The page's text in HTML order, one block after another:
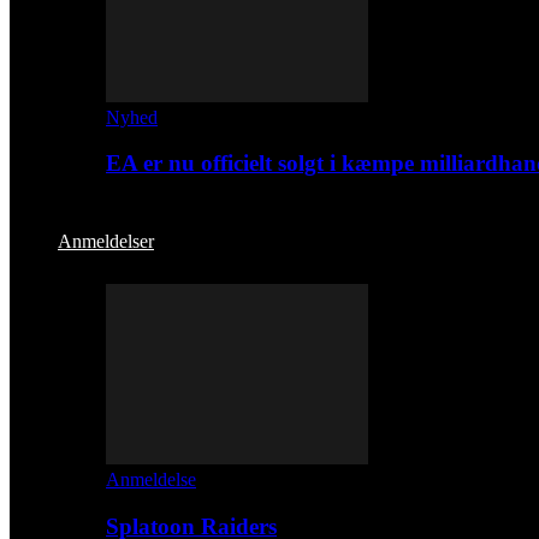
Nyhed
EA er nu officielt solgt i kæmpe
Anmeldelser
Anmeldelse
Splatoon Raiders